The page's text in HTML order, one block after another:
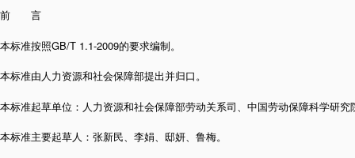
前 言
本标准按照GB/T 1.1-2009的要求编制。
本标准由人力资源和社会保障部提出并归口。
本标准起草单位：人力资源和社会保障部劳动关系司、中国劳动保障科学研究
本标准主要起草人：张新民、李娟、邸妍、鲁梅。